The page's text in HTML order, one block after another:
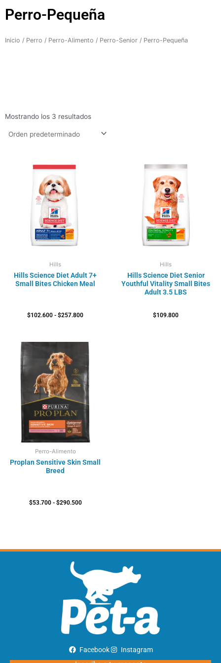
Perro-Pequeña
Inicio / Perro / Perro-Alimento / Perro-Senior / Perro-Pequeña
Mostrando los 3 resultados
Hills
Hills Science Diet Adult 7+
Small Bites Chicken Meal
$102.600 - $257.800
Hills
Hills Science Diet Senior
Youthful Vitality Small Bites
Adult 3.5 LBS
$109.800
Perro-Alimento
Proplan Sensitive Skin Small
Breed
$53.700 - $290.500
Rango
desde
$53.700
hasta
$290.500
Facebook Instagram